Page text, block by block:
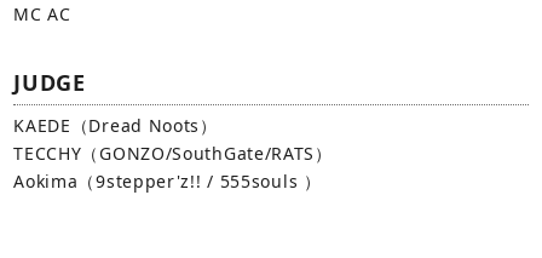
MC AC
JUDGE
KAEDE（Dread Noots）
TECCHY（GONZO/SouthGate/RATS）
Aokima（9stepper'z!! / 555souls ）